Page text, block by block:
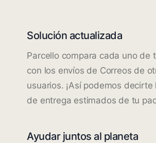
Solución actualizada
Parcello compara cada uno de
con los envíos de Correos de
usuarios. ¡Así podemos decirte
de entrega estimados de tu
Ayudar juntos al planeta